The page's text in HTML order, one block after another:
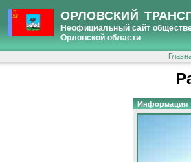
ОРЛОВСКИЙ
Неофициальный сайт
Орловской области
Информация